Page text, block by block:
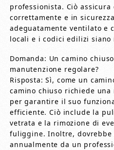
professionista. Ciò
correttamente e in
adeguatamente ventilato e
locali e i codici edilizi
Domanda: Un camino
manutenzione regolare?
Risposta: Sì, come un
camino chiuso richiede
per garantire il suo
efficiente. Ciò include la
vetrata e la rimozione di
fuliggine. Inoltre, dovrebbe
annualmente da un